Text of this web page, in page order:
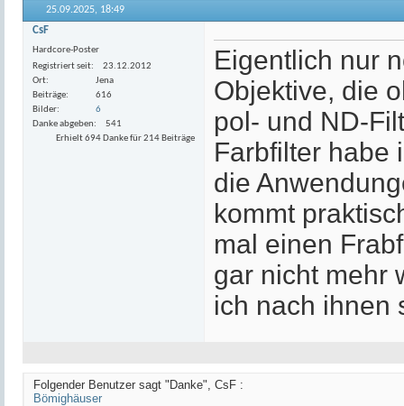
25.09.2025, 18:49
CsF
Hardcore-Poster
Registriert seit
23.12.2012
Ort
Jena
Beiträge
616
Bilder
6
Danke abgeben
541
Erhielt 694 Danke für 214 Beiträge
Eigentlich nur
Objektive, die
pol- und ND-
Farbfilter habe
die
kommt
mal einen
gar nicht mehr
ich nach ihnen
Folgender Benutzer sagt "Danke", CsF :
Bömighäuser